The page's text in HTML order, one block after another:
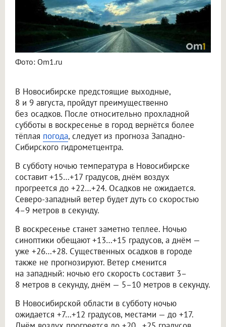
Фото: Om1.ru
В Новосибирске предстоящие выходные,
8 и 9 августа, пройдут преимущественно
без осадков. После относительно прохладной
субботы в воскресенье в город вернётся более
тёплая погода, следует из прогноза Западно-
Сибирского гидрометцентра.
В субботу ночью температура в Новосибирске
составит +15…+17 градусов, днём воздух
прогреется до +22…+24. Осадков не ожидается.
Северо-западный ветер будет дуть со скоростью
4–9 метров в секунду.
В воскресенье станет заметно теплее. Ночью
синоптики обещают +13…+15 градусов, а днём —
уже +26…+28. Существенных осадков в городе
также не прогнозируют. Ветер сменится
на западный: ночью его скорость составит 3–
8 метров в секунду, днём — 5–10 метров в секунду.
В Новосибирской области в субботу ночью
ожидается +7…+12 градусов, местами — до +17.